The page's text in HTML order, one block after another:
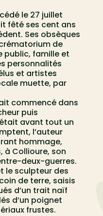
le 27 juillet
fêté ses cent ans
Ses obsèques
de
public, famille et
personnalités
et artistes
muette, par
commencé dans
puis
avant tout un
l’auteur
hommage,
à Collioure, son
deux-guerres.
le sculpteur des
de terre, saisis
d’un trait naïf
d’un poignet
frustes.